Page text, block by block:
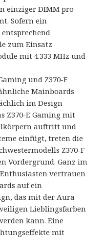
einziger DIMM pro
Sofern ein
zum Einsatz
mit 4.333 MHz und
und Z370-F
Mainboards
im Design
Z370-E Gaming mit
auftritt und
einfügt, treten die
Z370-F
Vordergrund. Ganz im
vertrauen
auf ein
das mit der Aura
Lieblingsfarben
kann. Eine
mit